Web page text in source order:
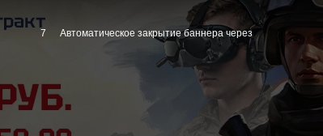
6 Автоматическое закрытие баннера через